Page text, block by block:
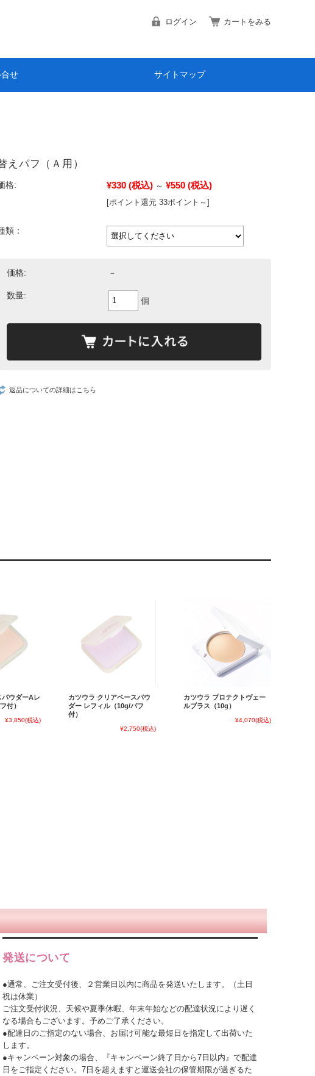
ログイン カートをみる
せ サイトマップ
えパフ（Ａ用）
格: ¥330 (税込) ～ ¥550 (税込)
[ポイント還元 33ポイント～]
類：
価格: －
数量:
個
返品についての詳細はこちら
パウダーAレ
付）
¥3,850(税込)
カツウラ クリアベースパウ
ダー レフィル（10g/パフ
付）
¥2,750(税込)
カツウラ プロテクトヴェー
ルプラス（10g）
¥4,070(税込)
発送について
●通常、ご注文受付後、２営業日以内に商品を発送いたします。（土日
祝は休業）
ご注文受付状況、天候や夏季休暇、年末年始などの配達状況により遅く
なる場合もございます。予めご了承ください。
●配達日のご指定のない場合、お届け可能な最短日を指定して出荷いた
します。
●キャンペーン対象の場合、『キャンペーン終了日から7日以内』で配達
日をご指定ください。7日を超えますと運送会社の保管期限が過ぎるた